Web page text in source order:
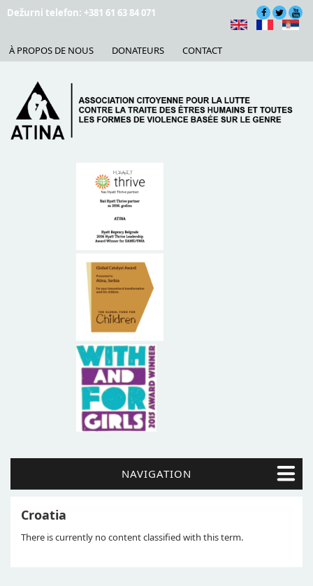
Skip to main content
Dežurni telefon: +381 61 63 84 071
À PROPOS DE NOUS DONATEURS CONTACT
NAVIGATION
Croatia
There is currently no content classified with this term.